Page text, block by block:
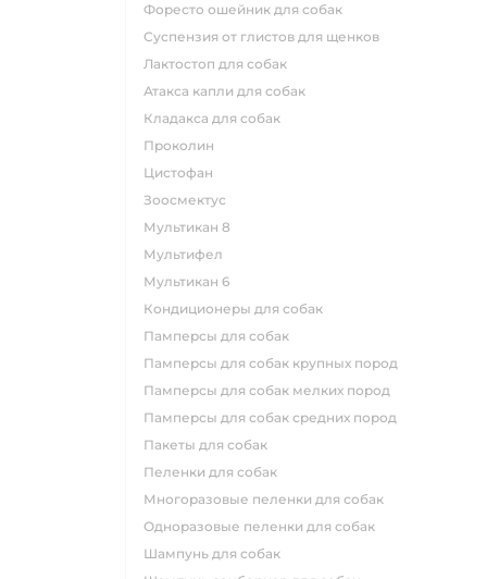
форесто ошейник для собак
суспензия от глистов для щенков
лактостоп для собак
атакса капли для собак
кладакса для собак
проколин
цистофан
зоосмектус
мультикан 8
мультифел
мультикан 6
кондиционеры для собак
памперсы для собак
памперсы для собак крупных пород
памперсы для собак мелких пород
памперсы для собак средних пород
пакеты для собак
пеленки для собак
многоразовые пеленки для собак
одноразовые пеленки для собак
шампунь для собак